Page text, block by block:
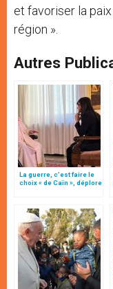
et favoriser la
région ».
Autres
La guerre, c’est faire le
choix « de Caïn », déplore